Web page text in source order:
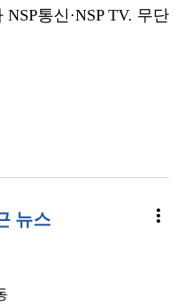
통신·NSP TV. 무단
뉴스 more_vert